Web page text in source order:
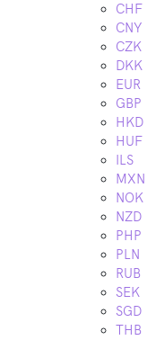
CHF
CNY
CZK
DKK
EUR
GBP
HKD
HUF
ILS
MXN
NOK
NZD
PHP
PLN
RUB
SEK
SGD
THB